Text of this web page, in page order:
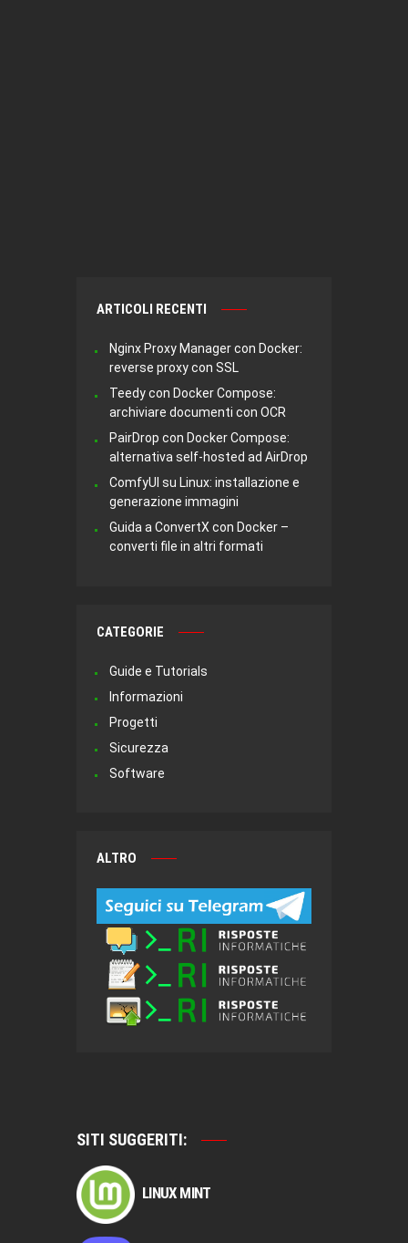
ARTICOLI RECENTI
Nginx Proxy Manager con Docker:
reverse proxy con SSL
Teedy con Docker Compose:
archiviare documenti con OCR
PairDrop con Docker Compose:
alternativa self-hosted ad AirDrop
ComfyUI su Linux: installazione e
generazione immagini
Guida a ConvertX con Docker –
converti file in altri formati
CATEGORIE
Guide e Tutorials
Informazioni
Progetti
Sicurezza
Software
ALTRO
SITI SUGGERITI:
LINUX MINT